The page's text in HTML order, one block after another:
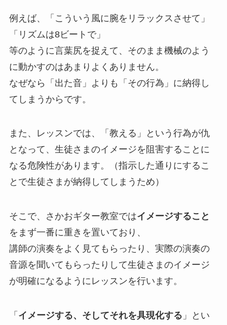
例えば、「こういう風に腕をリラックスさせて」
「リズムは8ビートで」
等のように言葉尻を捉えて、そのまま機械のよう
に動かすのはあまりよくありません。
なぜなら「出た音」よりも「その行為」に納得し
てしまうからです。
また、レッスンでは、「教える」という行為が仇
となって、生徒さまのイメージを阻害することに
なる危険性があります。（指示した通りにするこ
とで生徒さまが納得してしまうため）
そこで、さかおギター教室ではイメージすること
をまず一番に重きを置いており、
講師の演奏をよく見てもらったり、実際の演奏の
音源を聞いてもらったりして生徒さまのイメージ
が明確になるようにレッスンを行います。
「 イメージする、そしてそれを具現化する 」とい